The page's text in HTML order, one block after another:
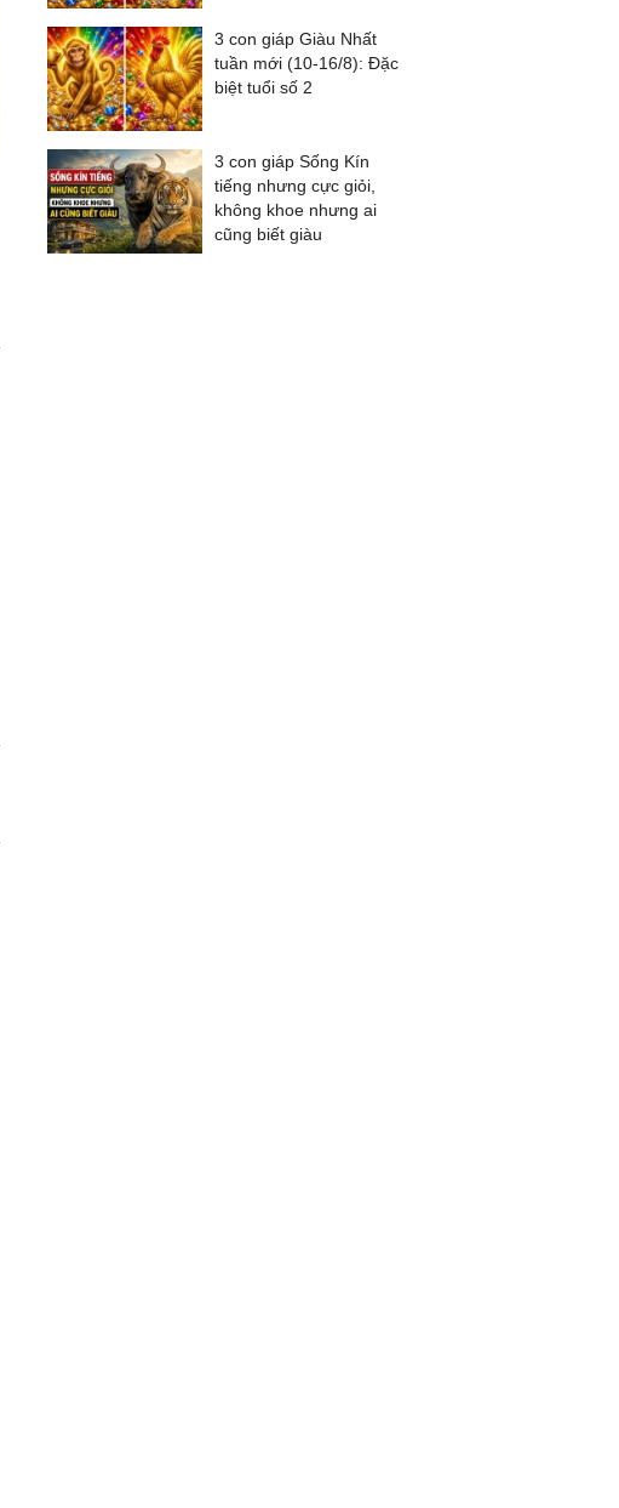
3 con giáp Giàu Nhất
tuần mới (10-16/8): Đặc
biệt tuổi số 2
3 con giáp Sống Kín
tiếng nhưng cực giỏi,
không khoe nhưng ai
cũng biết giàu